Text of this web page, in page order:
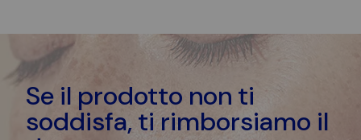
Se il prodotto non ti
soddisfa, ti rimborsiamo il